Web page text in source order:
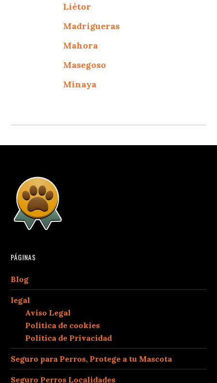
Liétor
Madrigueras
Mahora
Masegoso
Minaya
PÁGINAS
Blog
legal
Aviso Legal
Política de cookies
Política de Privacidad
Seguro para Perros, Protege a tu Mascota
Seguro Perros Localidades